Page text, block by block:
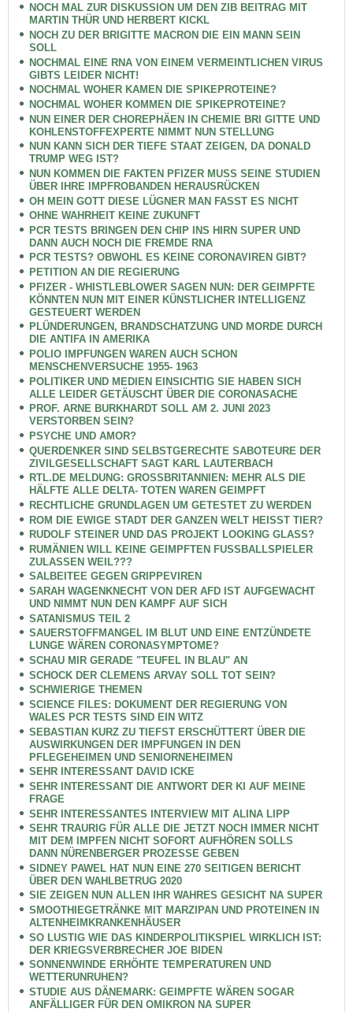
NOCH MAL ZUR DISKUSSION UM DEN ZIB BEITRAG MIT
MARTIN THÜR UND HERBERT KICKL
NOCH ZU DER BRIGITTE MACRON DIE EIN MANN SEIN
SOLL
NOCHMAL EINE RNA VON EINEM VERMEINTLICHEN VIRUS
GIBTS LEIDER NICHT!
NOCHMAL WOHER KAMEN DIE SPIKEPROTEINE?
NOCHMAL WOHER KOMMEN DIE SPIKEPROTEINE?
NUN EINER DER CHOREPHÄEN IN CHEMIE BRI GITTE UND
KOHLENSTOFFEXPERTE NIMMT NUN STELLUNG
NUN KANN SICH DER TIEFE STAAT ZEIGEN, DA DONALD
TRUMP WEG IST?
NUN KOMMEN DIE FAKTEN PFIZER MUSS SEINE STUDIEN
ÜBER IHRE IMPFROBANDEN HERAUSRÜCKEN
OH MEIN GOTT DIESE LÜGNER MAN FASST ES NICHT
OHNE WAHRHEIT KEINE ZUKUNFT
PCR TESTS BRINGEN DEN CHIP INS HIRN SUPER UND
DANN AUCH NOCH DIE FREMDE RNA
PCR TESTS? OBWOHL ES KEINE CORONAVIREN GIBT?
PETITION AN DIE REGIERUNG
PFIZER - WHISTLEBLOWER SAGEN NUN: DER GEIMPFTE
KÖNNTEN NUN MIT EINER KÜNSTLICHER INTELLIGENZ
GESTEUERT WERDEN
PLÜNDERUNGEN, BRANDSCHATZUNG UND MORDE DURCH
DIE ANTIFA IN AMERIKA
POLIO IMPFUNGEN WAREN AUCH SCHON
MENSCHENVERSUCHE 1955- 1963
POLITIKER UND MEDIEN EINSICHTIG SIE HABEN SICH
ALLE LEIDER GETÄUSCHT ÜBER DIE CORONASACHE
PROF. ARNE BURKHARDT SOLL AM 2. JUNI 2023
VERSTORBEN SEIN?
PSYCHE UND AMOR?
QUERDENKER SIND SELBSTGERECHTE SABOTEURE DER
ZIVILGESELLSCHAFT SAGT KARL LAUTERBACH
RTL.DE MELDUNG: GROSSBRITANNIEN: MEHR ALS DIE
HÄLFTE ALLE DELTA- TOTEN WAREN GEIMPFT
RECHTLICHE GRUNDLAGEN UM GETESTET ZU WERDEN
ROM DIE EWIGE STADT DER GANZEN WELT HEISST TIER?
RUDOLF STEINER UND DAS PROJEKT LOOKING GLASS?
RUMÄNIEN WILL KEINE GEIMPFTEN FUSSBALLSPIELER
ZULASSEN WEIL???
SALBEITEE GEGEN GRIPPEVIREN
SARAH WAGENKNECHT VON DER AFD IST AUFGEWACHT
UND NIMMT NUN DEN KAMPF AUF SICH
SATANISMUS TEIL 2
SAUERSTOFFMANGEL IM BLUT UND EINE ENTZÜNDETE
LUNGE WÄREN CORONASYMPTOME?
SCHAU MIR GERADE "TEUFEL IN BLAU" AN
SCHOCK DER CLEMENS ARVAY SOLL TOT SEIN?
SCHWIERIGE THEMEN
SCIENCE FILES: DOKUMENT DER REGIERUNG VON
WALES PCR TESTS SIND EIN WITZ
SEBASTIAN KURZ ZU TIEFST ERSCHÜTTERT ÜBER DIE
AUSWIRKUNGEN DER IMPFUNGEN IN DEN
PFLEGEHEIMEN UND SENIORNEHEIMEN
SEHR INTERESSANT DAVID ICKE
SEHR INTERESSANT DIE ANTWORT DER KI AUF MEINE
FRAGE
SEHR INTERESSANTES INTERVIEW MIT ALINA LIPP
SEHR TRAURIG FÜR ALLE DIE JETZT NOCH IMMER NICHT
MIT DEM IMPFEN NICHT SOFORT AUFHÖREN SOLLS
DANN NÜRENBERGER PROZESSE GEBEN
SIDNEY PAWEL HAT NUN EINE 270 SEITIGEN BERICHT
ÜBER DEN WAHLBETRUG 2020
SIE ZEIGEN NUN ALLEN IHR WAHRES GESICHT NA SUPER
SMOOTHIEGETRÄNKE MIT MARZIPAN UND PROTEINEN IN
ALTENHEIMKRANKENHÄUSER
SO LUSTIG WIE DAS KINDERPOLITIKSPIEL WIRKLICH IST:
DER KRIEGSVERBRECHER JOE BIDEN
SONNENWINDE ERHÖHTE TEMPERATUREN UND
WETTERUNRUHEN?
STUDIE AUS DÄNEMARK: GEIMPFTE WÄREN SOGAR
ANFÄLLIGER FÜR DEN OMIKRON NA SUPER